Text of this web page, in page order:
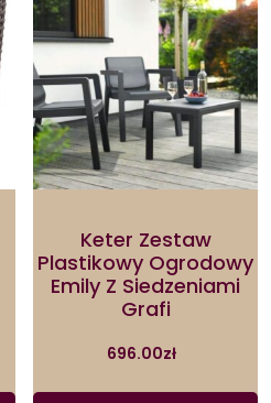
Keter Zestaw
Plastikowy Ogrodowy
Emily Z Siedzeniami
Grafi
696.00zł